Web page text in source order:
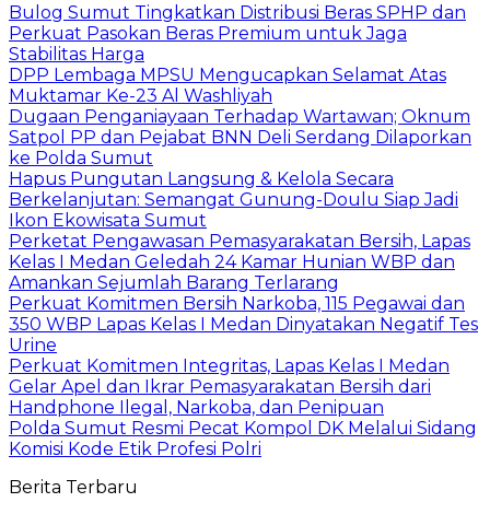
Bulog Sumut Tingkatkan Distribusi Beras SPHP dan
Perkuat Pasokan Beras Premium untuk Jaga
Stabilitas Harga
DPP Lembaga MPSU Mengucapkan Selamat Atas
Muktamar Ke-23 Al Washliyah
Dugaan Penganiayaan Terhadap Wartawan; Oknum
Satpol PP dan Pejabat BNN Deli Serdang Dilaporkan
ke Polda Sumut
Hapus Pungutan Langsung & Kelola Secara
Berkelanjutan: Semangat Gunung-Doulu Siap Jadi
Ikon Ekowisata Sumut
Perketat Pengawasan Pemasyarakatan Bersih, Lapas
Kelas I Medan Geledah 24 Kamar Hunian WBP dan
Amankan Sejumlah Barang Terlarang
Perkuat Komitmen Bersih Narkoba, 115 Pegawai dan
350 WBP Lapas Kelas I Medan Dinyatakan Negatif Tes
Urine
Perkuat Komitmen Integritas, Lapas Kelas I Medan
Gelar Apel dan Ikrar Pemasyarakatan Bersih dari
Handphone Ilegal, Narkoba, dan Penipuan
Polda Sumut Resmi Pecat Kompol DK Melalui Sidang
Komisi Kode Etik Profesi Polri
Berita Terbaru